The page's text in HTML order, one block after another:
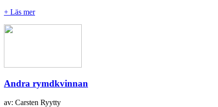
+ Läs mer
Andra rymdkvinnan
av: Carsten Ryytty